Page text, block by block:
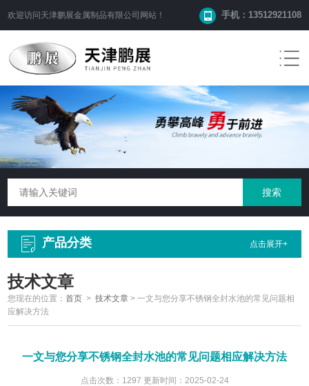
欢迎访问 天津鹏展金属制品有限公司 网站！ 手机：13512921108
产品分类 点击展开+
技术文章
您现在的位置：首页 >技术文章 >一文与您分享不锈钢全封水池的常见问题相
应解决方法
一文与您分享不锈钢全封水池的常见问题相应解决方法
点击次数：1297 更新时间：2025-02-24